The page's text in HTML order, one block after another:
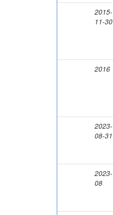
2015-
11-30
2016
2023-
08-31
2023-
08